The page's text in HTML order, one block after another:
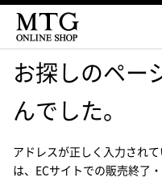
お探しのペー
んでした。
アドレスが正しく入力され
は、
ECサイトでの販売終了